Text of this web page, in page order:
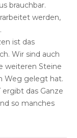
brauchbar.
werden,
ist das
Wir sind auch
weiteren Steine
Weg gelegt hat.
das Ganze
so manches